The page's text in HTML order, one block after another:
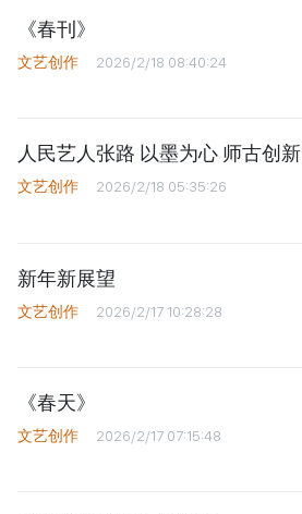
《春刊》
文艺创作 2026/2/18 08:40:24
人民艺人张路 以墨为心 师古创新
文艺创作 2026/2/18 05:35:26
新年新展望
文艺创作 2026/2/17 10:28:28
《春天》
文艺创作 2026/2/17 07:15:48